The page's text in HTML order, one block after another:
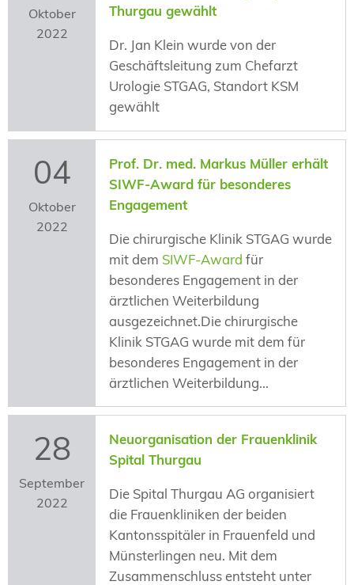
Oktober
2022
Thurgau gewählt
Dr. Jan Klein wurde von der
Geschäftsleitung zum Chefarzt
Urologie STGAG, Standort KSM
gewählt
04
Oktober
2022
Prof. Dr. med. Markus Müller erhält
SIWF-Award für besonderes
Engagement
Die chirurgische Klinik STGAG wurde
mit dem SIWF-Award für
besonderes Engagement in der
ärztlichen Weiterbildung
ausgezeichnet.Die chirurgische
Klinik STGAG wurde mit dem für
besonderes Engagement in der
ärztlichen Weiterbildung...
28
September
2022
Neuorganisation der Frauenklinik
Spital Thurgau
Die Spital Thurgau AG organisiert
die Frauenkliniken der beiden
Kantonsspitäler in Frauenfeld und
Münsterlingen neu. Mit dem
Zusammenschluss entsteht unter